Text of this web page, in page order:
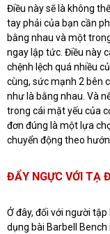
Điều này sẽ là không
tay phải của bạn cần
bằng nhau và một
ngay lập tức. Điều này
chệnh lệch quá nhiều
cùng, sức mạnh 2 bên
như là bằng nhau. Và
trong cái mặt yếu của
đơn đúng là một lựa
chuyển động theo
ĐẨY NGỰC VỚI TẠ
Ở đây, đối với người
dụng bài Barbell